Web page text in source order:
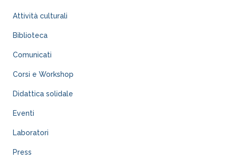
Attività culturali
Biblioteca
Comunicati
Corsi e Workshop
Didattica solidale
Eventi
Laboratori
Press